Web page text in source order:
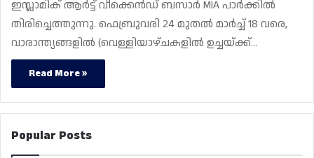
ഇസ്ലാമിക് ആർട്ട് വീക്കെൻഡ് ബസാർ MIA പാർക്കിൽ
തിരിച്ചെത്തുന്നു. ഫെബ്രുവരി 24 മുതൽ മാർച്ച് 18 വരെ,
വാരാന്ത്യങ്ങളിൽ (വെള്ളിയാഴ്ചകളിൽ ഉച്ചയ്ക്ക്…
Read More »
Popular Posts